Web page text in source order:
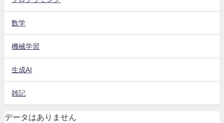
数学
機械学習
生成AI
雑記
データはありません